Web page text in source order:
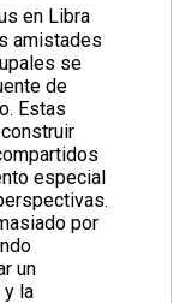
en Libra
amistades
se
de
Estas
especial
por
un
y la